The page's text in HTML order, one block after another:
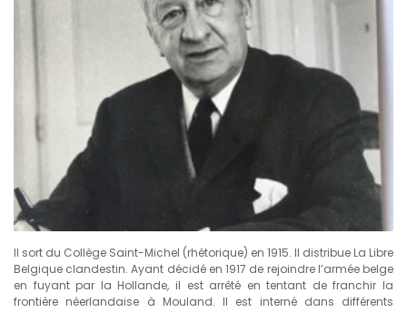
Il sort du Collège Saint-Michel (rhétorique) en 1915. Il distribue La Libre
Belgique clandestin. Ayant décidé en 1917 de rejoindre l’armée belge
en fuyant par la Hollande, il est arrêté en tentant de franchir la
frontière néerlandaise à Mouland. Il est interné dans différents